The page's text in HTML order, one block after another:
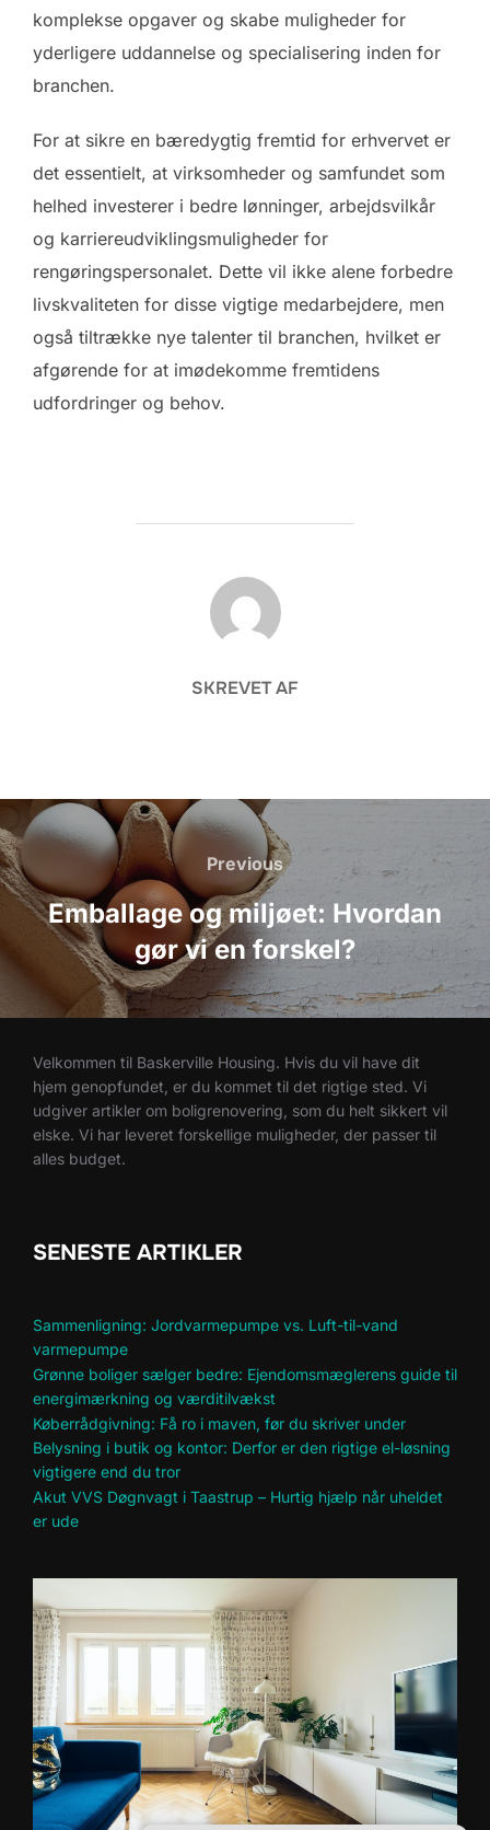
komplekse opgaver og skabe muligheder for
yderligere uddannelse og specialisering inden for
branchen.
For at sikre en bæredygtig fremtid for erhvervet er
det essentielt, at virksomheder og samfundet som
helhed investerer i bedre lønninger, arbejdsvilkår
og karriereudviklingsmuligheder for
rengøringspersonalet. Dette vil ikke alene forbedre
livskvaliteten for disse vigtige medarbejdere, men
også tiltrække nye talenter til branchen, hvilket er
afgørende for at imødekomme fremtidens
udfordringer og behov.
FORFATTER
SKREVET AF
Indlægsnavigation
Previous
Previous
Emballage og miljøet: Hvordan
gør vi en forskel?
Velkommen til Baskerville Housing. Hvis du vil have dit
hjem genopfundet, er du kommet til det rigtige sted. Vi
udgiver artikler om boligrenovering, som du helt sikkert vil
elske. Vi har leveret forskellige muligheder, der passer til
alles budget.
SENESTE ARTIKLER
Sammenligning: Jordvarmepumpe vs. Luft-til-vand
varmepumpe
Grønne boliger sælger bedre: Ejendomsmæglerens guide til
energimærkning og værditilvækst
Køberrådgivning: Få ro i maven, før du skriver under
Belysning i butik og kontor: Derfor er den rigtige el-løsning
vigtigere end du tror
Akut VVS Døgnvagt i Taastrup – Hurtig hjælp når uheldet
er ude